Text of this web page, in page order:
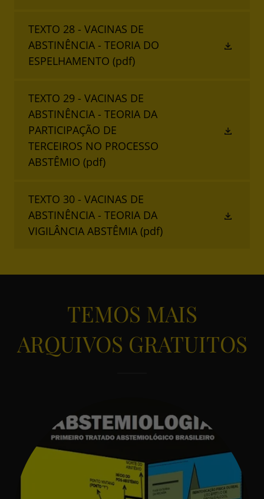
TEXTO 28 - VACINAS DE
ABSTINÊNCIA - TEORIA DO
ESPELHAMENTO (pdf)
TEXTO 29 - VACINAS DE
ABSTINÊNCIA - TEORIA DA
PARTICIPAÇÃO DE
TERCEIROS NO PROCESSO
ABSTÊMIO (pdf)
TEXTO 30 - VACINAS DE
ABSTINÊNCIA - TEORIA DA
VIGILÂNCIA ABSTÊMIA (pdf)
TEMOS MAIS
ARQUIVOS GRATUITOS